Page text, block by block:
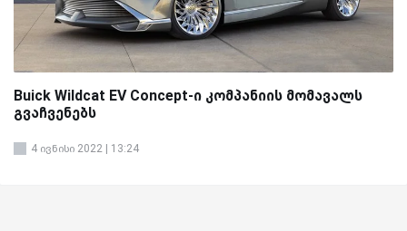
Buick Wildcat EV Concept-ი კომპანიის მომავალს
გვაჩვენებს
4 ივნისი 2022 | 13:24